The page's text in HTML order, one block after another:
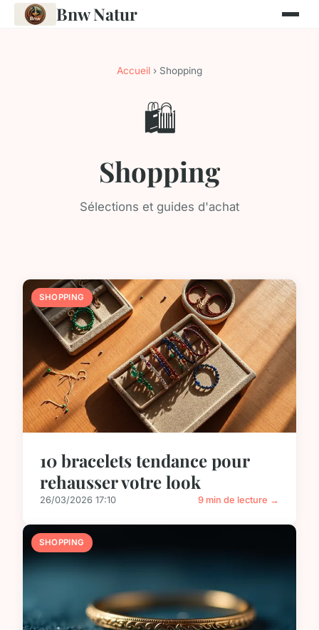
Bnw Natur
Accueil › Shopping
🛍️
Shopping
Sélections et guides d'achat
SHOPPING
10 bracelets tendance pour
rehausser votre look
26/03/2026 17:10 9 min de lecture →
SHOPPING